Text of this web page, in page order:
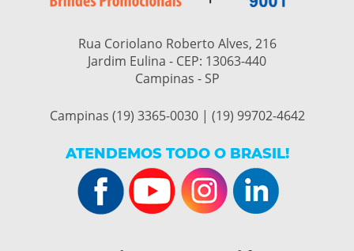
Rua Coriolano Roberto Alves, 216
Jardim Eulina - CEP: 13063-440
Campinas - SP
Campinas (19) 3365-0030 | (19) 99702-4642
ATENDEMOS TODO O BRASIL!